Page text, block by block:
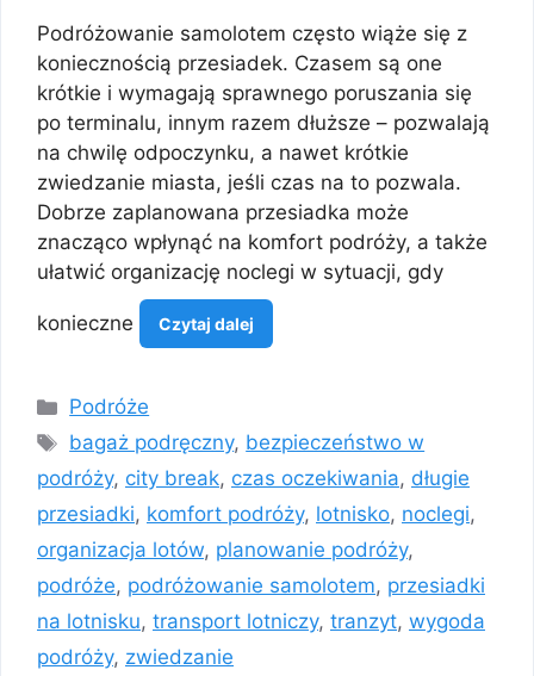
Podróżowanie samolotem często wiąże się z
koniecznością przesiadek. Czasem są one
krótkie i wymagają sprawnego poruszania się
po terminalu, innym razem dłuższe – pozwalają
na chwilę odpoczynku, a nawet krótkie
zwiedzanie miasta, jeśli czas na to pozwala.
Dobrze zaplanowana przesiadka może
znacząco wpłynąć na komfort podróży, a także
ułatwić organizację noclegi w sytuacji, gdy
konieczne Czytaj dalej
Kategorie
Podróże
Tagi
bagaż podręczny, bezpieczeństwo w
podróży, city break, czas oczekiwania, długie
przesiadki, komfort podróży, lotnisko, noclegi,
organizacja lotów, planowanie podróży,
podróże, podróżowanie samolotem, przesiadki
na lotnisku, transport lotniczy, tranzyt, wygoda
podróży, zwiedzanie